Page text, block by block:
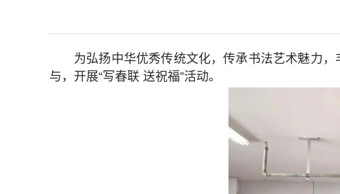
为弘扬中华优秀传统文化，传承书法艺术魅力
与，开展“写春联 送祝福”活动。